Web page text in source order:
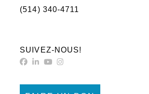
(514) 340-4711
SUIVEZ-NOUS!